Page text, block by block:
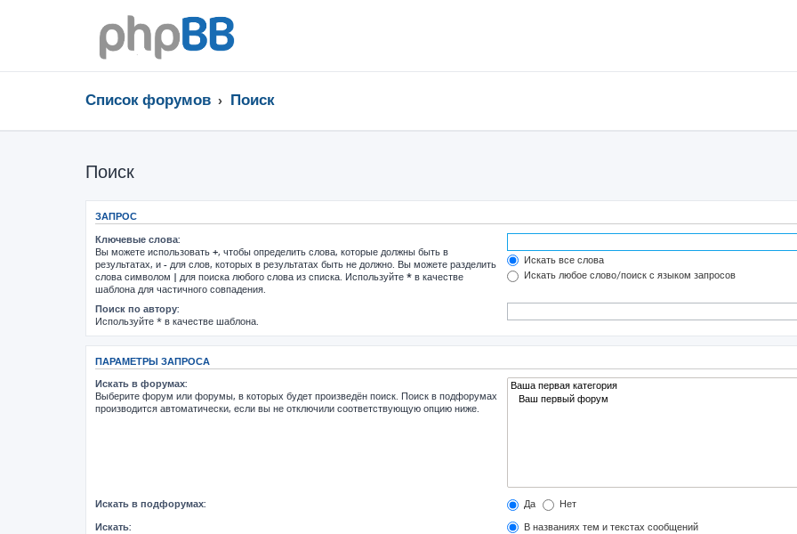
Список форумов Поиск
Поиск
ЗАПРОС
Ключевые слова:
Вы можете использовать +, чтобы определить слова, которые должны быть в
результатах, и - для слов, которых в результатах быть не должно. Вы можете разделить
слова символом | для поиска любого слова из списка. Используйте * в качестве
шаблона для частичного совпадения.
Искать все слова
Искать любое слово/поиск с языком запросов
Поиск по автору:
Используйте * в качестве шаблона.
ПАРАМЕТРЫ ЗАПРОСА
Искать в форумах:
Выберите форум или форумы, в которых будет произведён поиск. Поиск в подфорумах
производится автоматически, если вы не отключили соответствующую опцию ниже.
Искать в подфорумах: Да
Нет
Искать:
В названиях тем и текстах сообщений